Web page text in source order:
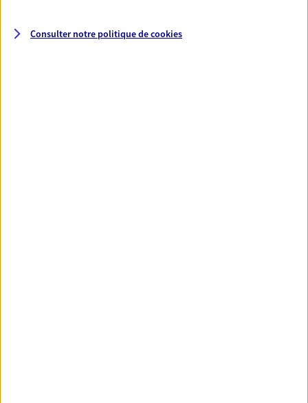
Consulter notre politique decookies